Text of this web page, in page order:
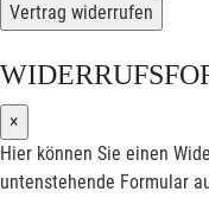
Vertrag widerrufen
×
Hier können Sie einen
untenstehende Formular